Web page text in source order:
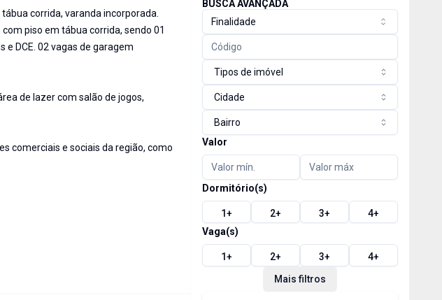
corrida, varanda incorporada.
piso em tábua corrida, sendo 01
DCE. 02 vagas de garagem
de lazer com salão de jogos,
comerciais e sociais da região, como
BUSCA AVANÇADA
Finalidade
Tipos de imóvel
Cidade
Bairro
Valor
Dormitório(s)
1+ 2+ 3+ 4+
Vaga(s)
1+ 2+ 3+ 4+
Mais filtros